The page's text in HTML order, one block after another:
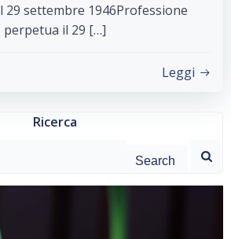
29 settembre 1946Professione
perpetua il 29 […]
Leggi
Ricerca